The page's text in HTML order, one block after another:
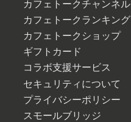
カフェトークチャンネル
カフェトークランキング
カフェトークショップ
ギフトカード
コラボ支援サービス
セキュリティについて
プライバシーポリシー
スモールブリッジ